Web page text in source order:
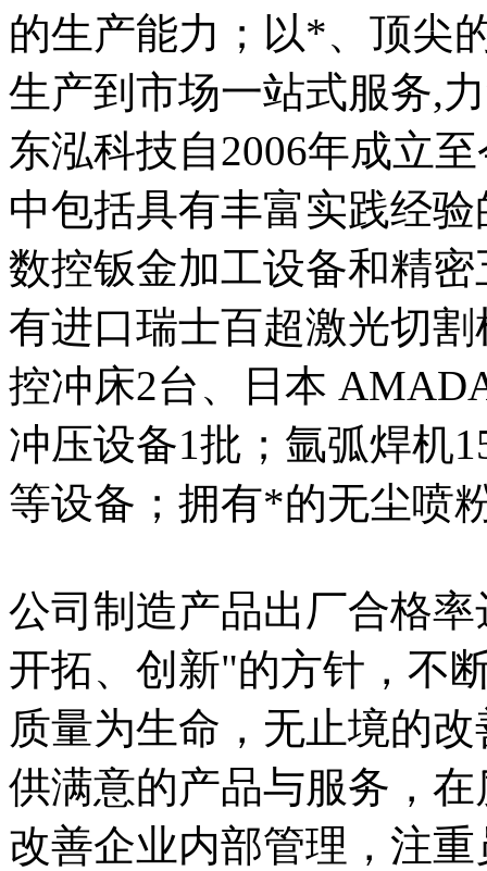
的生产能力；以*、顶尖
生产到市场一站式服务,
东泓科技自2006年成立
中包括具有丰富实践经
数控钣金加工设备和精
有进口瑞士百超激光切
控冲床2台、日本
冲压设备1批；氩弧焊机
等设备；拥有*的无尘喷
公司制造产品出厂合格
开拓、创新"的方针，不
质量为生命，无止境的
供满意的产品与服务，
改善企业内部管理，注